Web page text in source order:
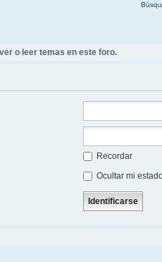
o leer temas en este foro.
Recordar
Ocultar mi